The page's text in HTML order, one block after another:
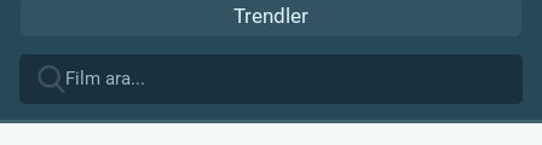
Trendler